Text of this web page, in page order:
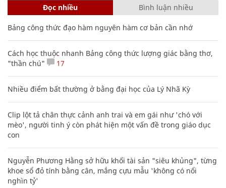
Đọc nhiều Bình luận nhiều
Bảng công thức đạo hàm nguyên hàm cơ bản cần nhớ
Cách học thuộc nhanh Bảng công thức lượng giác bằng thơ,
"thần chú"
17
Nhiều điểm bất thường ở bằng đại học của Lý Nhã Kỳ
Clip lột tả chân thực cảnh anh trai và em gái như 'chó với
mèo', người tinh ý còn phát hiện một vấn đề trong giáo dục
con
Nguyễn Phương Hằng sở hữu khối tài sản "siêu khủng", từng
khoe sổ đỏ tính bằng cân, mắng cựu mẫu 'không có nổi
nghìn tỷ'